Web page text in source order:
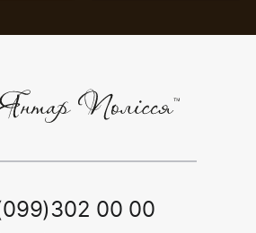
00 00